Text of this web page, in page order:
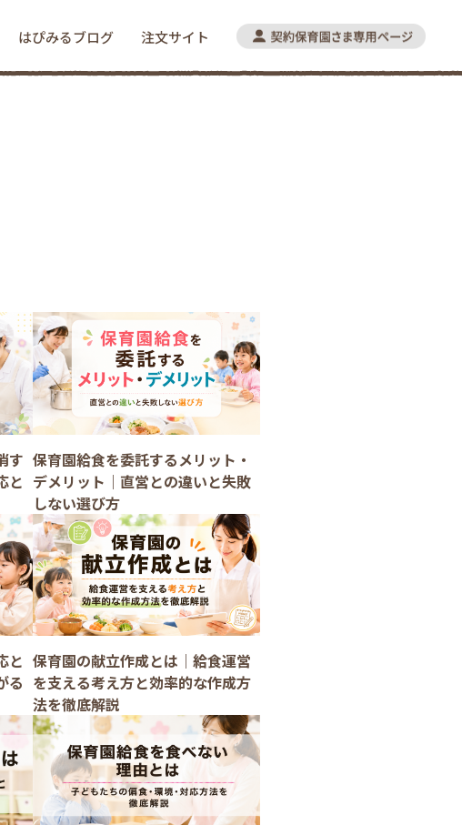
はぴみるブログ 注文サイト
す
と
保育園給食を委託するメリット・
デメリット｜直営との違いと失敗
しない選び方
と
る
保育園の献立作成とは｜給食運営
を支える考え方と効率的な作成方
法を徹底解説